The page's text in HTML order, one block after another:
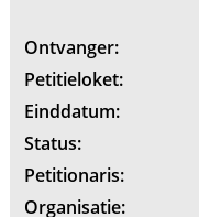
Ontvanger:
Petitieloket:
Einddatum:
Status:
Petitionaris:
Organisatie: